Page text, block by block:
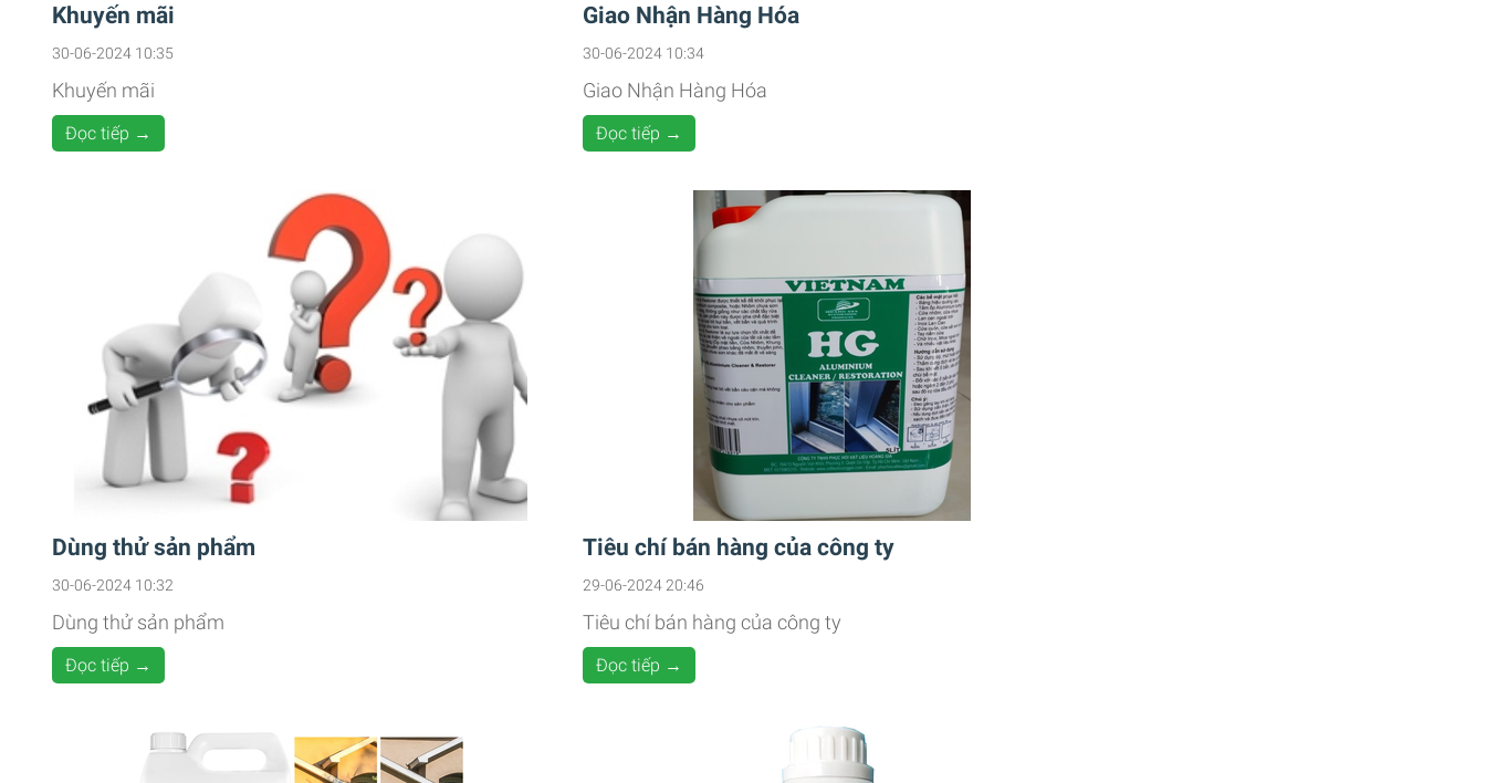
Khuyến mãi
30-06-2024 10:35
Khuyến mãi
Đọc tiếp →
Giao Nhận Hàng Hóa
30-06-2024 10:34
Giao Nhận Hàng Hóa
Đọc tiếp →
Dùng thử sản phẩm
30-06-2024 10:32
Dùng thử sản phẩm
Đọc tiếp →
Tiêu chí bán hàng của công ty
29-06-2024 20:46
Tiêu chí bán hàng của công ty
Đọc tiếp →